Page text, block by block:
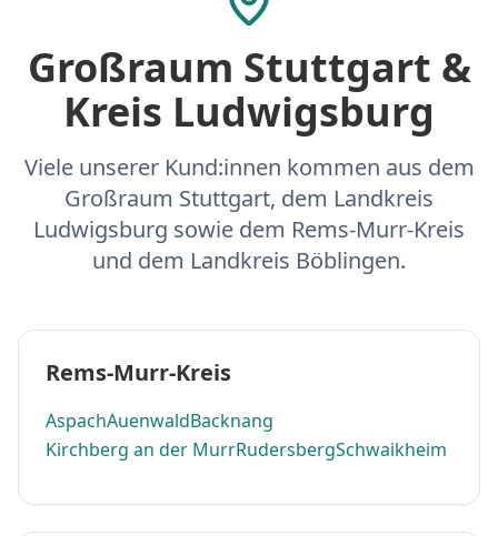
Großraum Stuttgart &
Kreis Ludwigsburg
Viele unserer Kund:innen kommen aus dem
Großraum Stuttgart, dem Landkreis
Ludwigsburg sowie dem Rems-Murr-Kreis
und dem Landkreis Böblingen.
Rems-Murr-Kreis
AspachAuenwaldBacknang
Kirchberg an der MurrRudersbergSchwaikheim